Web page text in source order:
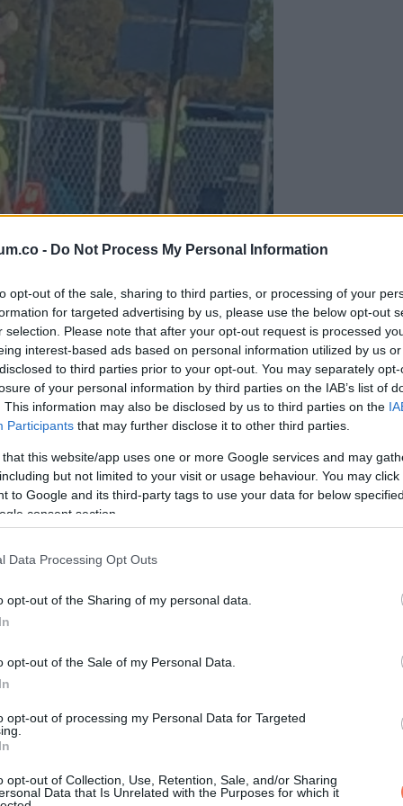
- Do Not Process My Personal Information
opt-out of the sale, sharing to third parties, or processing of your
for targeted advertising by us, please use the below opt-out
selection. Please note that after your opt-out request is processed
interest-based ads based on personal information utilized by us
to third parties prior to your opt-out. You may separately
of your personal information by third parties on the IAB’s list of
This information may also be disclosed by us to third parties on the
Participants that may further disclose it to other third parties.
this website/app uses one or more Google services and may
but not limited to your visit or usage behaviour. You may
to Google and its third-party tags to use your data for below
consent section.
Data Processing Opt Outs
opt-out of the Sharing of my personal data.
opt-out of the Sale of my Personal Data.
opt-out of processing my Personal Data for Targeted
opt-out of Collection, Use, Retention, Sale, and/or Sharing
Data that Is Unrelated with the Purposes for which it